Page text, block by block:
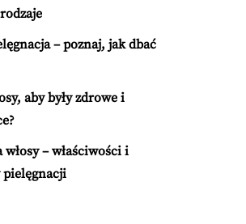
– poznaj, jak dbać
aby były zdrowe i
– właściwości i
pielęgnacji